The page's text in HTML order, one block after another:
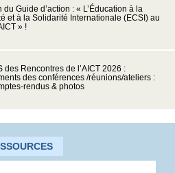
du Guide d’action : « L’Éducation à la
et à la Solidarité Internationale (ECSI) au
» !
des Rencontres de l’AICT 2026 :
des conférences /réunions/ateliers :
rendus & photos